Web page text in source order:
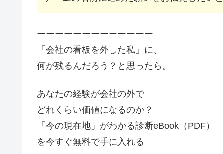
ーーーーーーーーーーーーー
「会社の看板を外した私」に、
何が残るんだろう？と思ったら。
あなたの経験が会社の外で
どれくらい価値になるのか？
「今の現在地」がわかる診断eBook（PDF）
を今すぐ無料で手に入れる